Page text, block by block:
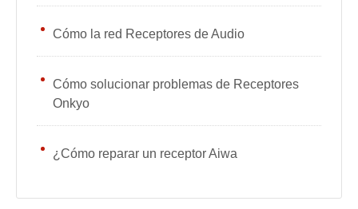
Cómo la red Receptores de Audio
Cómo solucionar problemas de Receptores
Onkyo
¿Cómo reparar un receptor Aiwa